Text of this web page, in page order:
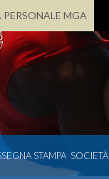
PERSONALE MGA
STAMPA SOCIETÀ